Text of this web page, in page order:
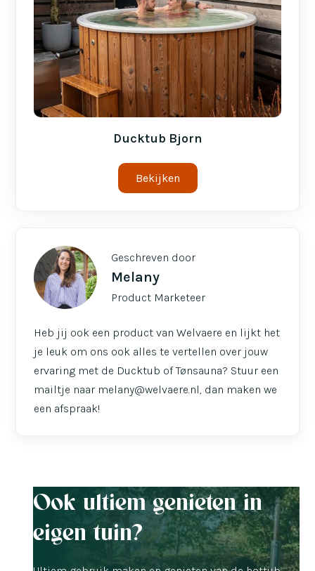
Ducktub Bjorn
Bekijken
Geschreven door
Melany
Product Marketeer
Heb jij ook een product van Welvaere en lijkt het
je leuk om ons ook alles te vertellen over jouw
ervaring met de Ducktub of Tønsauna? Stuur een
mailtje naar melany@welvaere.nl, dan maken we
een afspraak!
Ook ultiem genieten in
eigen tuin?